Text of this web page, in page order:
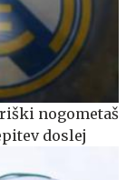
nogometaš
doslej